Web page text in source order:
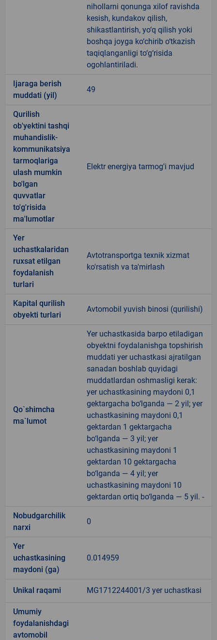
nihollarni qonunga xilof ravishda
kesish, kundakov qilish,
shikastlantirish, yo‘q qilish yoki
boshqa joyga ko‘chirib o‘tkazish
taqiqlanganligi to‘g‘risida
ogohlantiriladi.
Ijaraga berish
muddati (yil)
49
Qurilish
ob'yektini tashqi
muhandislik-
kommunikatsiya
tarmoqlariga
ulash mumkin
bo'lgan
quvvatlar
to'g'risida
ma'lumotlar
Elektr energiya tarmog'i mavjud
Yer
uchastkalaridan
ruxsat etilgan
foydalanish
turlari
Avtotransportga texnik xizmat
ko'rsatish va ta'mirlash
Kapital qurilish
obyekti turlari
Avtomobil yuvish binosi (qurilishi)
Qo`shimcha
ma`lumot
Yer uchastkasida barpo etiladigan
obyektni foydalanishga topshirish
muddati yer uchastkasi ajratilgan
sanadan boshlab quyidagi
muddatlardan oshmasligi kerak:
yer uchastkasining maydoni 0,1
gektargacha bo‘lganda — 2 yil; yer
uchastkasining maydoni 0,1
gektardan 1 gektargacha
bo‘lganda — 3 yil; yer
uchastkasining maydoni 1
gektardan 10 gektargacha
bo‘lganda — 4 yil; yer
uchastkasining maydoni 10
gektardan ortiq bo‘lganda — 5 yil. -
Nobudgarchilik
narxi
0
Yer
uchastkasining
maydoni (ga)
0.014959
Unikal raqami MG1712244001/3 yer uchastkasi
Umumiy
foydalanishdagi
avtomobil